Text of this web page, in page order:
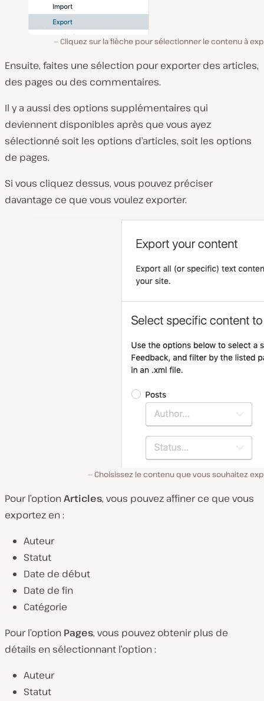
Cliquez sur la flèche pour sélectionner le contenu à
Ensuite, faites une sélection pour exporter des articles,
des pages ou des commentaires.
Il y a aussi des options supplémentaires qui
deviennent disponibles après que vous ayez
sélectionné soit les options d’articles, soit les options
de pages.
Si vous cliquez dessus, vous pouvez préciser
davantage ce que vous voulez exporter.
Choisissez le contenu que vous souhaitez
Pour l’optionArticles, vous pouvez affiner ce que vous
exportez en :
Auteur
Statut
Date de début
Date de fin
Catégorie
Pour l’option Pages, vous pouvez obtenir plus de
détails en sélectionnant l’option :
Auteur
Statut